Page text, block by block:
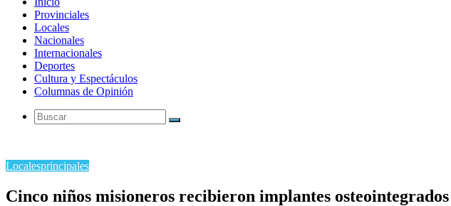
Provinciales
Locales
Nacionales
Internacionales
Deportes
Cultura y Espectáculos
Columnas de Opinión
Buscar
Localesprincipales
Cinco niños misioneros recibieron implantes osteointegrados